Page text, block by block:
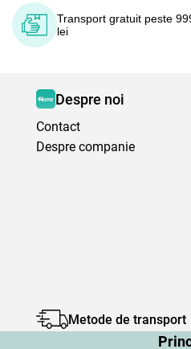
Transport gratuit peste
lei
Despre noi
Contact
Despre companie
Metode de transport